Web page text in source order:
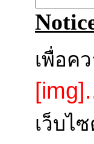
เพื่อค
เว็บไ